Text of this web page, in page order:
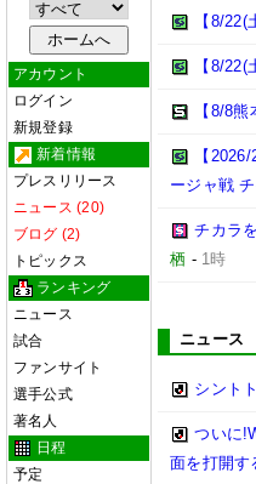
アカウント
ログイン
新規登録
新着情報
プレスリリース
ニュース (20)
ブログ (2)
トピックス
ランキング
ニュース
試合
ファンサイト
選手公式
著名人
日程
予定
【8/
【8/
【8/8
【
ージャ戦
チカラ
栖 - 1時
ニュース
シント
ついに
面を打開す